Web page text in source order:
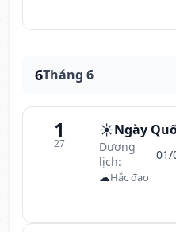
6Tháng 6
1
27
☀️Ngày
Dương
lịch:
01/
☁Hắc đạo